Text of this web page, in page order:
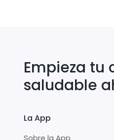
Empieza tu
saludable
La App
Sobre la App